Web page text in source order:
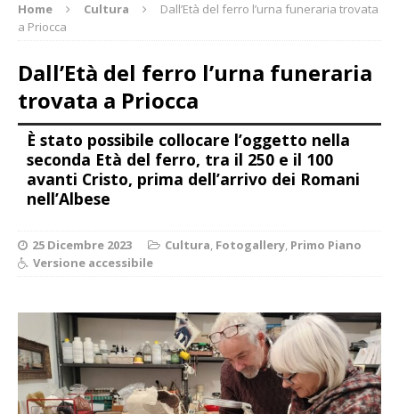
Home Cultura
Dall’Età del ferro l’urna funeraria trovata
a Priocca
Dall’Età del ferro l’urna funeraria
trovata a Priocca
È stato possibile collocare l’oggetto nella
seconda Età del ferro, tra il 250 e il 100
avanti Cristo, prima dell’arrivo dei Romani
nell’Albese
25 Dicembre 2023 Cultura, Fotogallery, Primo Piano
Versione accessibile